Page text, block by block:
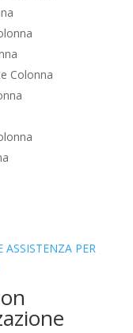
Colonna
PER